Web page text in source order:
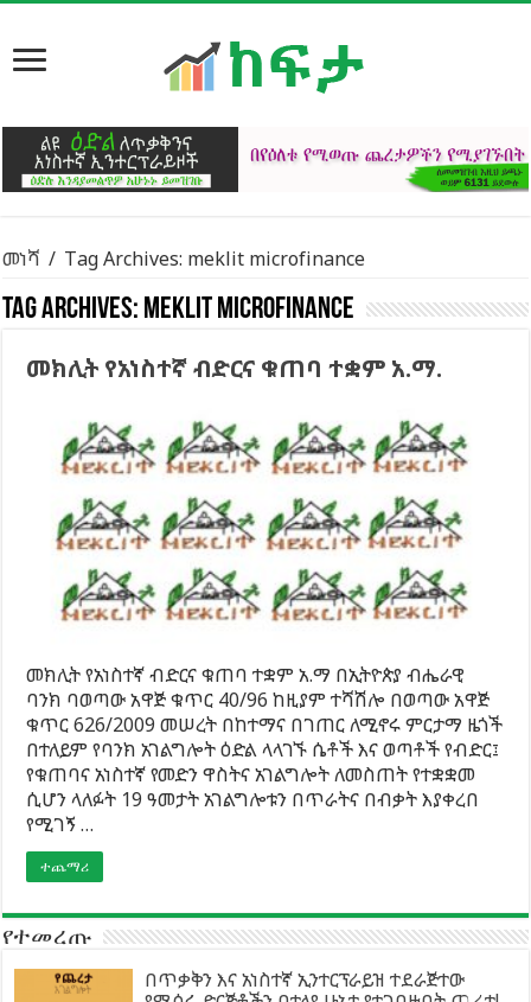
መነሻ / Tag Archives: meklit microfinance
Tag Archives: meklit microfinance
መክሊት የአነስተኛ ብድርና ቁጠባ ተቋም አ.ማ.
መክሊት የአነስተኛ ብድርና ቁጠባ ተቋም አ.ማ በኢትዮጵያ ብሔራዊ
ባንክ ባወጣው አዋጅ ቁጥር 40/96 ከዚያም ተሻሽሎ በወጣው አዋጅ
ቁጥር 626/2009 መሠረት በከተማና በገጠር ለሚኖሩ ምርታማ ዜጎች
በተለይም የባንክ አገልግሎት ዕድል ላላገኙ ሴቶች እና ወጣቶች የብድር፤
የቁጠባና አነስተኛ የመድን ዋስትና አገልግሎት ለመስጠት የተቋቋመ
ሲሆን ላለፉት 19 ዓመታት አገልግሎቱን በጥራትና በብቃት እያቀረበ
የሚገኝ …
ተጨማሪ
የተመረጡ
በጥቃቅን እና አነስተኛ ኢንተርፕራይዝ ተደራጅተው